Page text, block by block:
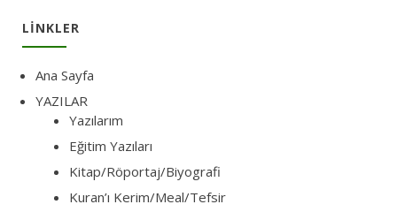
LINKLER
Ana Sayfa
YAZILAR
Yazılarım
Eğitim Yazıları
Kitap/Röportaj/Biyografi
Kuran’ı Kerim/Meal/Tefsir